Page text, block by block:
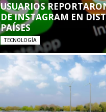
USUARIOS
DE INSTAGRAM EN
PAÍSES
TECNOLOGÍA